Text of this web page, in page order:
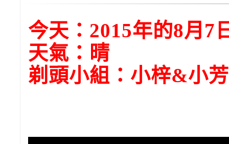
今天：2015年的8月7
天氣：晴
剃頭小組：小梓&小芳